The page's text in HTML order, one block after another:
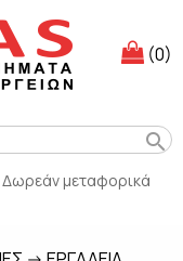
(0)
search
Δωρεάν μεταφορικά